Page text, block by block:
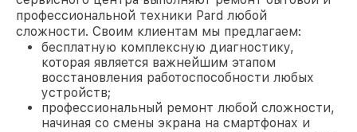
профессиональной техники Pard любой
сложности. Своим клиентам мы предлагаем:
бесплатную комплексную диагностику,
которая является важнейшим этапом
восстановления работоспособности любых
устройств;
профессиональный ремонт любой сложности,
начиная со смены экрана на смартфонах и